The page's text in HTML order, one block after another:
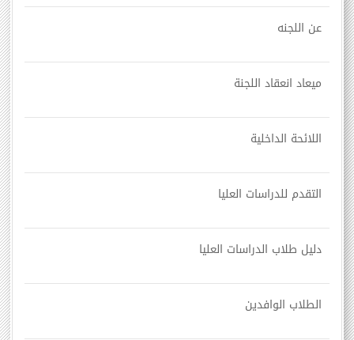
عن اللجنه
ميعاد انعقاد اللجنة
اللائحة الداخلية
التقدم للدراسات العليا
دليل طلاب الدراسات العليا
الطلاب الوافدين